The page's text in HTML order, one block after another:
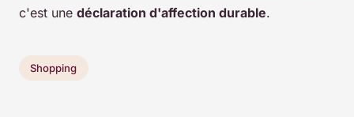
c'est une déclaration d'affection durable.
Shopping